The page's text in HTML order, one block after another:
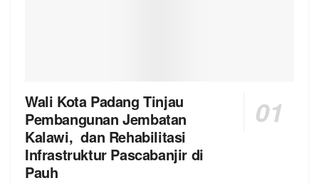
Wali Kota Padang Tinjau
Pembangunan Jembatan
Kalawi, dan Rehabilitasi
Infrastruktur Pascabanjir di
Pauh